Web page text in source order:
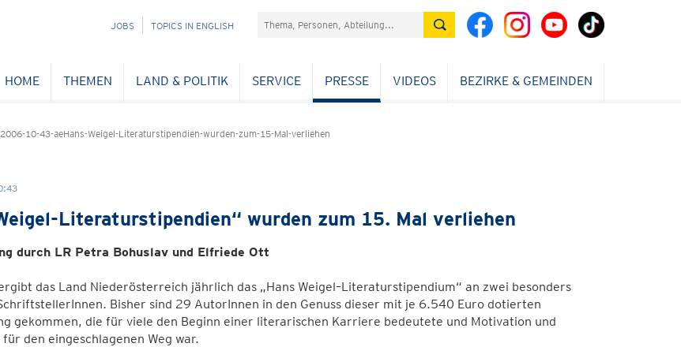
NAVIGATION
JOBS TOPICS IN ENGLISH Suchefeld
HOME THEMEN LAND & POLITIK SERVICE PRESSE VIDEOS BEZIRKE & GEMEINDEN
10-43-aeHans-Weigel-Literaturstipendien-wurden-zum-15-Mal-verliehen
Literaturstipendien“ wurden zum 15. Mal verliehen
durch LR Petra Bohuslav und Elfriede Ott
das Land Niederösterreich jährlich das „Hans Weigel–Literaturstipendium“ an zwei besonders
Bisher sind 29 AutorInnen in den Genuss dieser mit je 6.540 Euro dotierten
gekommen, die für viele den Beginn einer literarischen Karriere bedeutete und Motivation und
den eingeschlagenen Weg war.